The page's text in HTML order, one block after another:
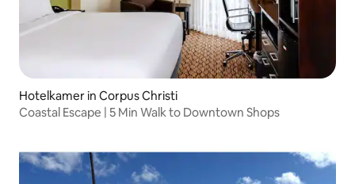
Hotelkamer in Corpus Christi
Coastal Escape | 5 Min Walk to Downtown Shops